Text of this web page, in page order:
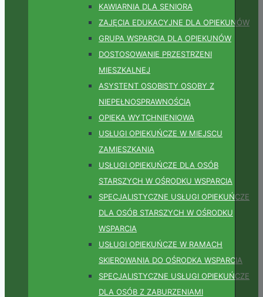
KAWIARNIA DLA SENIORA
ZAJĘCIA EDUKACYJNE DLA OPIEKUNÓW
GRUPA WSPARCIA DLA OPIEKUNÓW
DOSTOSOWANIE PRZESTRZENI
MIESZKALNEJ
ASYSTENT OSOBISTY OSOBY Z
NIEPEŁNOSPRAWNOŚCIĄ
OPIEKA WYTCHNIENIOWA
USŁUGI OPIEKUŃCZE W MIEJSCU
ZAMIESZKANIA
USŁUGI OPIEKUŃCZE DLA OSÓB
STARSZYCH W OŚRODKU WSPARCIA
SPECJALISTYCZNE USŁUGI OPIEKUŃCZE
DLA OSÓB STARSZYCH W OŚRODKU
WSPARCIA
USŁUGI OPIEKUŃCZE W RAMACH
SKIEROWANIA DO OŚRODKA WSPARCIA
SPECJALISTYCZNE USŁUGI OPIEKUŃCZE
DLA OSÓB Z ZABURZENIAMI